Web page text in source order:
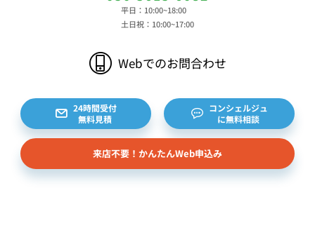
た、お客様の個人情報は、弊社のデータベースシス
テムに登録されます。登録されるお客様の個人情報
積書等をもとに登録されます。 （2）弊社と賃貸
借契約を締結している不動産所有者様および所有者
約等のお問合せをいただいた個人または企業、イン
ターネット上の不動産オーナーサイト等からの査定
依頼者、 公開情報などから取得した不動産所有者
様（以下総称して「オーナー様」といいます）の個
人情報を取得します。取得する個人情報は、上記
平日：10:00~18:00
土日祝：10:00~17:00
Webでのお問合わせ
24時間受付
無料見積
コンシェルジュ
に無料相談
来店不要！かんたんWeb申込み